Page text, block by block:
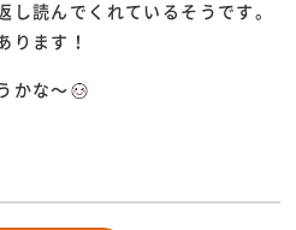
読んでくれているそうです。
ります！
かな～